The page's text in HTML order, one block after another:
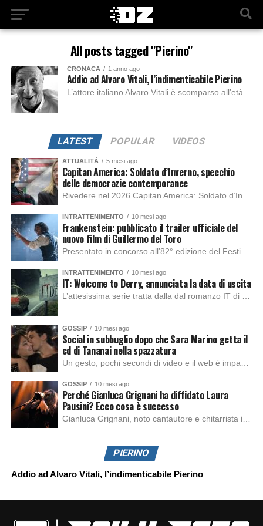
All posts tagged "Pierino"
CRONACA 1 anno ago
Addio ad Alvaro Vitali, l’indimenticabile Pierino
LATEST POPULAR VIDEOS
ATTUALITÀ 5 mesi ago
Capitan America: Soldato d’Inverno, specchio
delle democrazie contemporanee
INTRATTENIMENTO 10 mesi ago
Frankenstein: pubblicato il trailer ufficiale del
nuovo film di Guillermo del Toro
INTRATTENIMENTO 10 mesi ago
IT: Welcome to Derry, annunciata la data di uscita
GOSSIP 10 mesi ago
Social in subbuglio dopo che Sara Marino getta il
cd di Tananai nella spazzatura
GOSSIP 10 mesi ago
Perché Gianluca Grignani ha diffidato Laura
Pausini? Ecco cosa è successo
PIERINO
Addio ad Alvaro Vitali, l’indimenticabile Pierino